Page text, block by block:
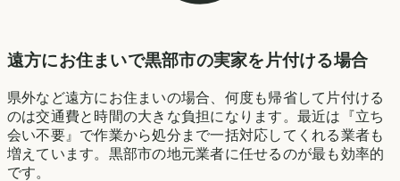
遠方にお住まいで黒部市の実家を片付ける場合
県外など遠方にお住まいの場合、何度も帰省して片付ける
のは交通費と時間の大きな負担になります。最近は『立ち
会い不要』で作業から処分まで一括対応してくれる業者も
増えています。黒部市の地元業者に任せるのが最も効率的
です。